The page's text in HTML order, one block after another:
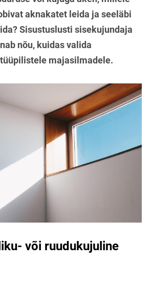
aknakatet leida ja seeläbi
Sisustuslusti sisekujundaja
nõu, kuidas valida
majasilmadele.
või ruudukujuline